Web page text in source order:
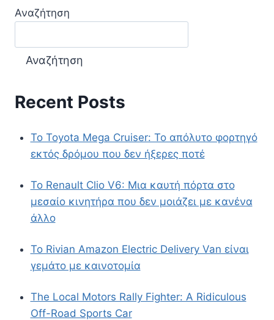
Αναζήτηση
Αναζήτηση
Recent Posts
Το Toyota Mega Cruiser: Το απόλυτο φορτηγό
εκτός δρόμου που δεν ήξερες ποτέ
Το Renault Clio V6: Μια καυτή πόρτα στο
μεσαίο κινητήρα που δεν μοιάζει με κανένα
άλλο
Το Rivian Amazon Electric Delivery Van είναι
γεμάτο με καινοτομία
The Local Motors Rally Fighter: A Ridiculous
Off-Road Sports Car